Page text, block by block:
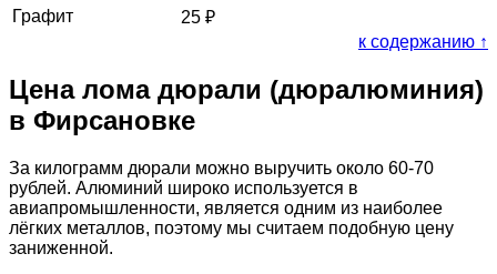
Графит
25 ₽
к содержанию ↑
Цена лома дюрали (дюралюминия)
в Фирсановке
За килограмм дюрали можно выручить около 60-70
рублей. Алюминий широко используется в
авиапромышленности, является одним из наиболее
лёгких металлов, поэтому мы считаем подобную цену
заниженной.